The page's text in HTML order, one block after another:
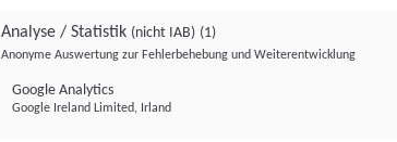
Analyse / Statistik (nicht IAB) (1)
Anonyme Auswertung zur Fehlerbehebung und Weiterentwicklung
Google Analytics
Google Ireland Limited, Irland